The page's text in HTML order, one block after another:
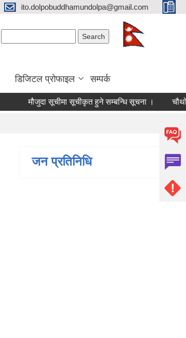
ito.dolpobuddhamundolpa@gmail.com
डिजिटल प्रोफाइल सम्पर्क
मौजुदा सूचीमा सूचीकृत हुने सम्बन्धि सूचना । चौथो
जन प्रतिनिधि